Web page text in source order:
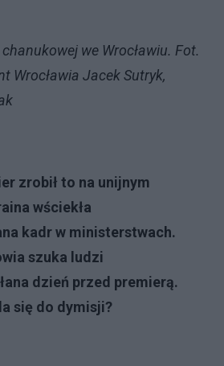
we Wrocławiu. Fot.
Wrocławia Jacek Sutryk,
zrobił to na unijnym
wściekła
kadr w ministerstwach.
szuka ludzi
dzień przed premierą.
się do dymisji?